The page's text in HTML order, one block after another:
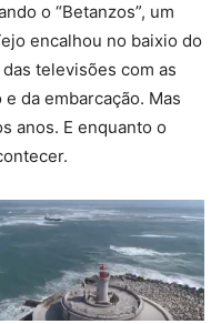
o “Betanzos”, um
encalhou no baixio do
televisões com as
da embarcação. Mas
anos. E enquanto o